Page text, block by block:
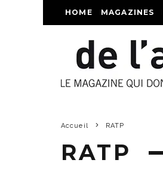
HOME MAGAZINES
Accueil RATP
RATP